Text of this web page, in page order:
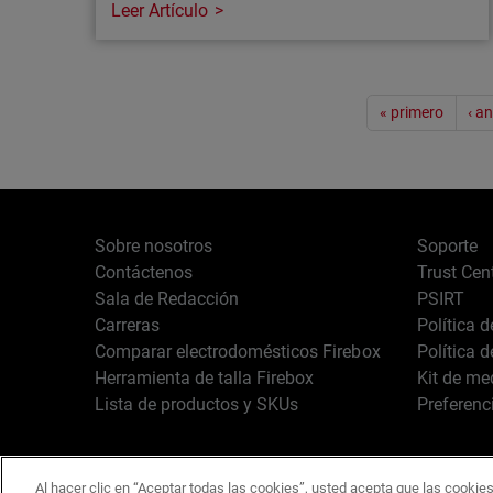
MFA resistente al phishing: por qué las
MFA tradicional. Las passkeys cierran esa
reguladores y las aseguradoras empiezan a
exigirlas.
Leer Artículo
« primero ‹
Sobre nosotros
Contáctenos
Sala de Redacción
Carreras
Comparar electrodomésticos Firebox
Herramienta de talla Firebox
Lista de productos y SKUs
Soporte
Trust
PSIRT
Política
Política
Kit de
Al hacer clic en “Aceptar todas las cookies”, usted acepta que las